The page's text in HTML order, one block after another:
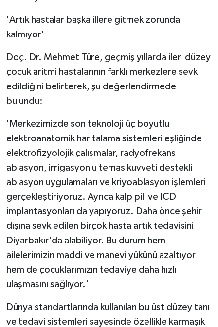
'Artık hastalar başka illere gitmek zorunda
kalmıyor'
Doç. Dr. Mehmet Türe, geçmiş yıllarda ileri düzey
çocuk aritmi hastalarının farklı merkezlere sevk
edildiğini belirterek, şu değerlendirmede
bulundu:
'Merkezimizde son teknoloji üç boyutlu
elektroanatomik haritalama sistemleri eşliğinde
elektrofizyolojik çalışmalar, radyofrekans
ablasyon, irrigasyonlu temas kuvveti destekli
ablasyon uygulamaları ve kriyoablasyon işlemleri
gerçekleştiriyoruz. Ayrıca kalp pili ve ICD
implantasyonları da yapıyoruz. Daha önce şehir
dışına sevk edilen birçok hasta artık tedavisini
Diyarbakır'da alabiliyor. Bu durum hem
ailelerimizin maddi ve manevi yükünü azaltıyor
hem de çocuklarımızın tedaviye daha hızlı
ulaşmasını sağlıyor.'
Dünya standartlarında kullanılan bu üst düzey tanı
ve tedavi sistemleri sayesinde özellikle karmaşık